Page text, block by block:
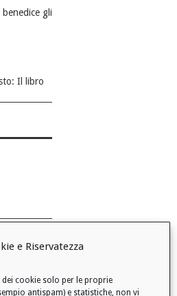
e Riservatezza
cookie solo per le proprie
antispam) e statistiche, non vi
gli
Il libro